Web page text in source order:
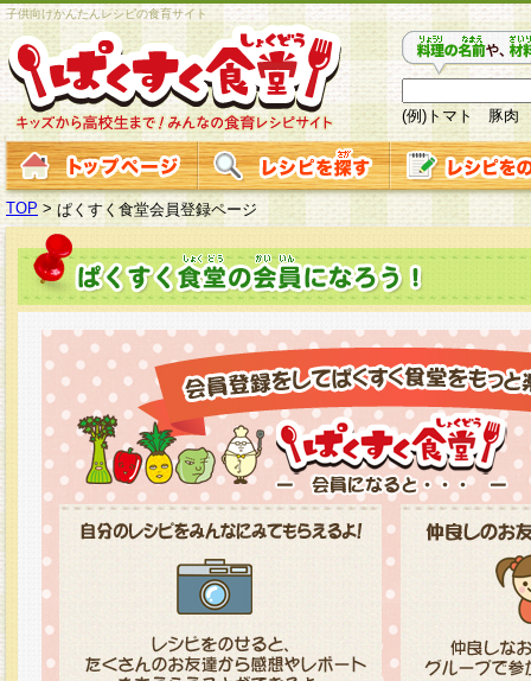
子供向けかんたんレシピの食育サイト
(例)トマト 豚肉
TOP > ぱくすく食堂会員登録ページ